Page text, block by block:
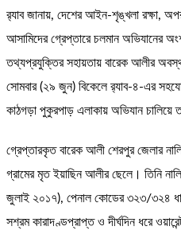
র‌্যাব জানায়, দেশের আইন-শৃঙ্খলা রক্ষা,
আসামিদের গ্রেপ্তারে চলমান অভিযানের
তথ্যপ্রযুক্তির সহায়তায় বারেক আলীর
সোমবার (২৯ জুন) বিকেলে র‌্যাব-৪-এর
কাঠগড়া পুকুরপাড় এলাকায় অভিযান চালিয়ে
গ্রেপ্তারকৃত বারেক আলী শেরপুর জেলার
গ্রামের মৃত ইয়াছিন আলীর ছেলে। তিনি
জুলাই ২০১৭), পেনাল কোডের ৩২৩/৩২৪
সশ্রম কারাদণ্ডপ্রাপ্ত ও দীর্ঘদিন ধরে